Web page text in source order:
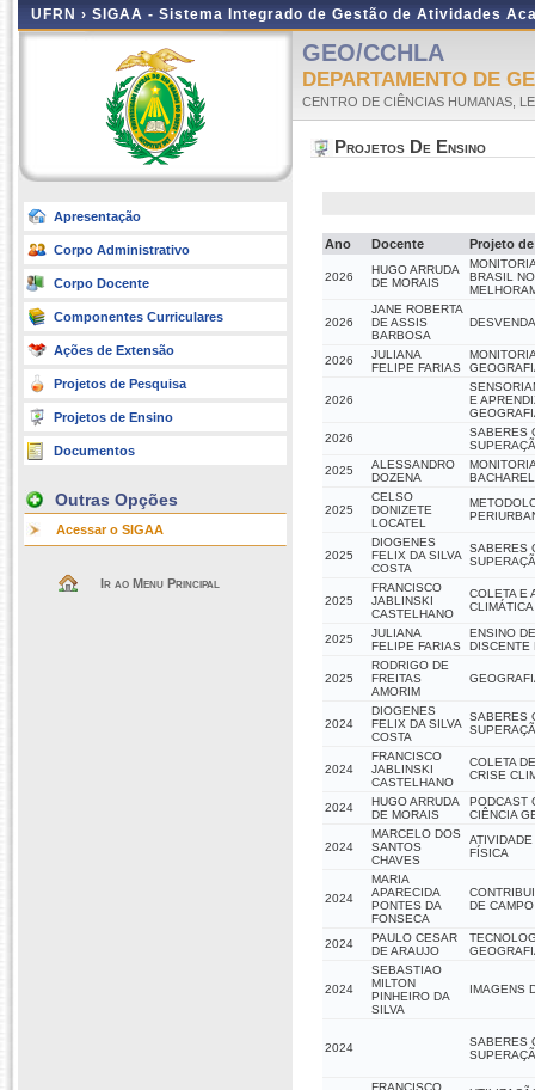
UFRN › SIGAA - Sistema Integrado de Gestão de Atividades
Apresentação
Corpo Administrativo
Corpo Docente
Componentes Curriculares
Ações de Extensão
Projetos de Pesquisa
Projetos de Ensino
Documentos
Outras Opções
Acessar o SIGAA
Ir ao Menu Principal
GEO/CCHLA
DEPARTAMENTO DE
CENTRO DE CIÊNCIAS HUMANAS,
Projetos De Ensino
Ano Docente Projeto
2026
HUGO ARRUDA
DE MORAIS
BRASIL
2026
JANE ROBERTA
DE ASSIS
BARBOSA
2026
JULIANA
FELIPE FARIAS
2026
E
2026
SABERES
2025
ALESSANDRO
DOZENA
2025
CELSO
DONIZETE
LOCATEL
2025
DIOGENES
FELIX DA SILVA
COSTA
SABERES
2025
FRANCISCO
JABLINSKI
CASTELHANO
COLETA E
CLIMÁTICA
2025
JULIANA
FELIPE FARIAS
ENSINO
DISCENTE
2025
RODRIGO DE
FREITAS
AMORIM
2024
DIOGENES
FELIX DA SILVA
COSTA
SABERES
2024
FRANCISCO
JABLINSKI
CASTELHANO
COLETA
CRISE
2024
HUGO ARRUDA
DE MORAIS
PODCAST
CIÊNCIA
2024
MARCELO DOS
SANTOS
CHAVES
FÍSICA
2024
MARIA
APARECIDA
PONTES DA
FONSECA
DE
2024
PAULO CESAR
DE ARAUJO
2024
SEBASTIAO
MILTON
PINHEIRO DA
SILVA
IMAGENS
2024
SABERES
FRANCISCO